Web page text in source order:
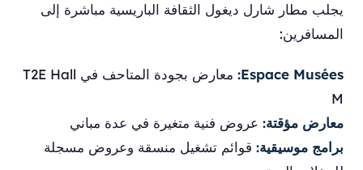
يجلب مطار شارل ديغول الثقافة الباريسية مباشرة إلى
المسافرين:
Espace Musées:
معارض بجودة المتاحف في T2E Hall
M
معارض مؤقتة: عروض فنية متغيرة في عدة مباني
برامج موسيقية: قوائم تشغيل منسقة وعروض مسجلة